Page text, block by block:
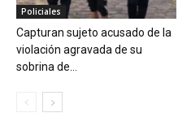
Policiales
Capturan sujeto acusado de la
violación agravada de su
sobrina de...